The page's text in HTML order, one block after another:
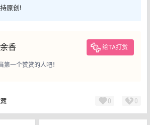
原创!
香 给TA打赏
一个赞赏的人吧！
0 0